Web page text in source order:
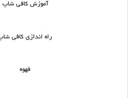
آموزش کافی شاپ
راه اندازی کافی
قهوه